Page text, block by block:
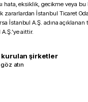
hata, eksiklik, gecikme veya
zararlardan İstanbul Ticaret
İstanbul A.Ş. adına
aittir.
kurulan şirketler
atın